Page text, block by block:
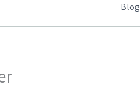
Blog